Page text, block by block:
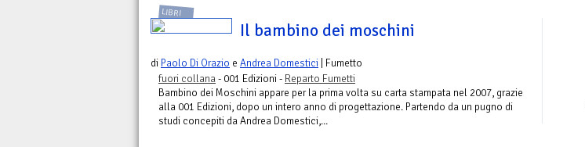
LIBRI
Il bambino dei moschini
di Paolo Di Orazio e Andrea Domestici | Fumetto
fuori collana- 001 Edizioni - Reparto Fumetti
Bambino dei Moschini appare per la prima volta su carta stampata nel 2007, grazie
alla 001 Edizioni, dopo un intero anno di progettazione. Partendo da un pugno di
studi concepiti da Andrea Domestici,...